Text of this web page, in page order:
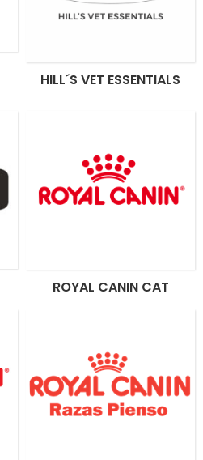
HILL´S VET ESSENTIALS
ROYAL CANIN CAT